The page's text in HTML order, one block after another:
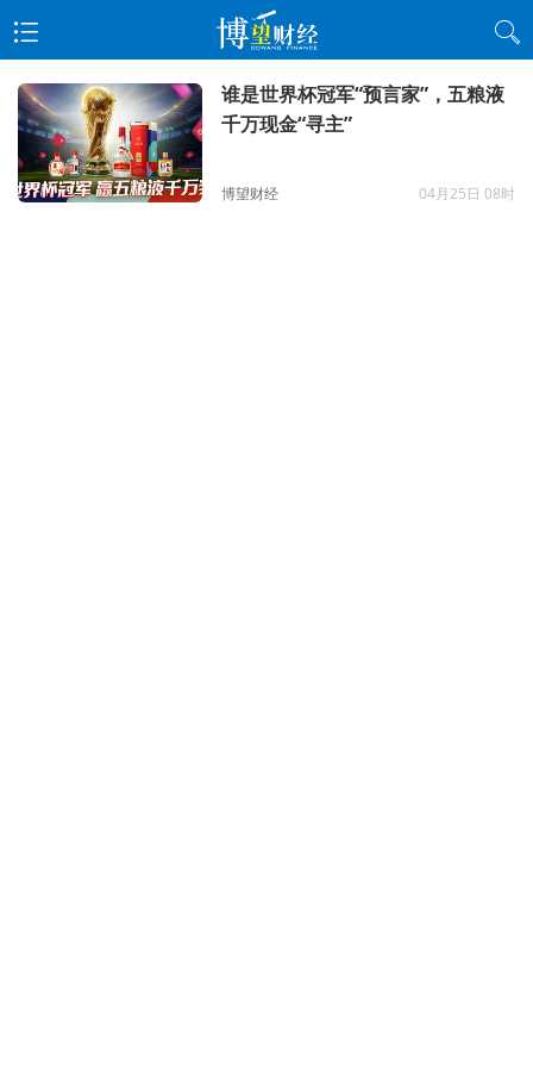
谁是世界杯冠军“预言家”，五粮液
千万现金“寻主”
博望财经 04月25日 08时